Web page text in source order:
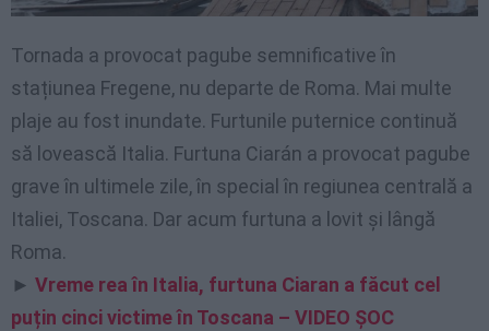
Tornada a provocat pagube semnificative în
stațiunea Fregene, nu departe de Roma. Mai multe
plaje au fost inundate. Furtunile puternice continuă
să lovească Italia. Furtuna Ciarán a provocat pagube
grave în ultimele zile, în special în regiunea centrală a
Italiei, Toscana. Dar acum furtuna a lovit și lângă
Roma.
► Vreme rea în Italia, furtuna Ciaran a făcut cel
puțin cinci victime în Toscana – VIDEO ȘOC